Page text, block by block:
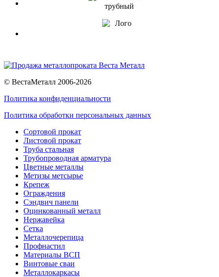
© ВестаМеталл 2006-2026
Политика конфиденциальности
Политика обработки персональных данных
Сортовой прокат
Листовой прокат
Труба стальная
Трубопроводная арматура
Цветные металлы
Метизы метсырье
Крепеж
Ограждения
Сэндвич панели
Оцинкованный металл
Нержавейка
Сетка
Металлочерепица
Профнастил
Материалы ВСП
Винтовые сваи
Металлокаркасы